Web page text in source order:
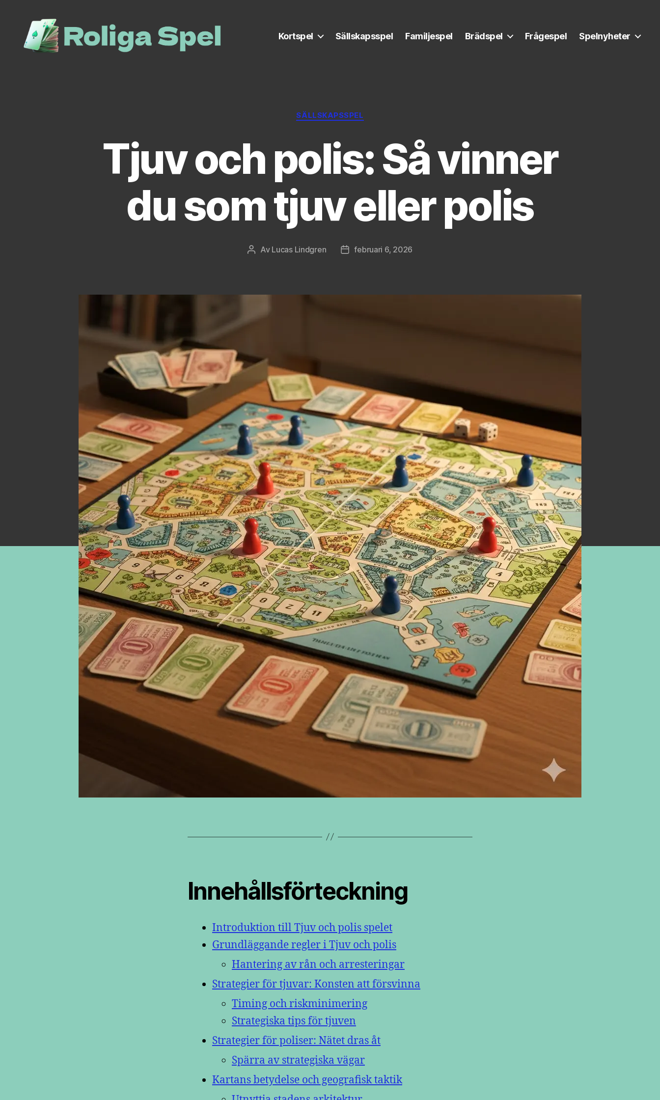
Kortspel Sällskapsspel Familjespel Brädspel Frågespel Spelnyheter
Kategorier
SÄLLSKAPSSPEL
Tjuv och polis: Så vinner
du som tjuv eller polis
Inläggsförfattare
Av Lucas Lindgren Inläggsdatum
februari 6, 2026
Innehållsförteckning
Introduktion till Tjuv och polis spelet
Grundläggande regler i Tjuv och polis
Hantering av rån och arresteringar
Strategier för tjuvar: Konsten att försvinna
Timing och riskminimering
Strategiska tips för tjuven
Strategier för poliser: Nätet dras åt
Spärra av strategiska vägar
Kartans betydelse och geografisk taktik